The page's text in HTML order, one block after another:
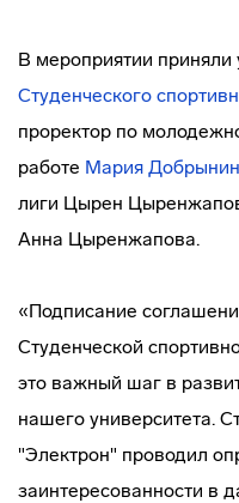
В мероприятии приняли
Студенческого
проректор по
работе Мария
лиги Цырен
Анна Цыренжапова.
«Подписание
Студенческой
это важный шаг в
нашего университета.
"Электрон" проводил
заинтересованности в